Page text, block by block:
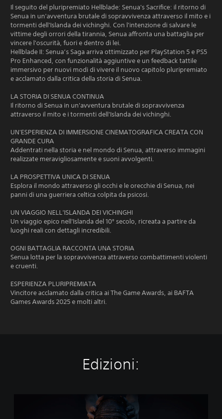
Il seguito del pluripremiato Hellblade: Senua's Sacrifice: il ritorno di
Senua in un'avventura brutale di sopravvivenza attraverso il mito e i
tormenti dell'Islanda dei vichinghi. Con l'intenzione di salvare le
vittime degli orrori della tirannia, Senua affronta una battaglia per
vincere l'oscurità, fuori e dentro di lei.
Hellblade II: Senua’s Saga arriva ottimizzato per PlayStation 5 e PS5
Pro Enhanced, con funzionalità aggiuntive e un feedback tattile
immersivo per nuovi modi di vivere il nuovo capitolo pluripremiato
e acclamato dalla critica della storia di Senua.
LA STORIA DI SENUA CONTINUA
Il ritorno di Senua in un'avventura brutale di sopravvivenza
attraverso il mito e i tormenti dell'Islanda dei vichinghi.
UN'ESPERIENZA DI IMMERSIONE CINEMATOGRAFICA CREATA CON
GRANDE CURA
Addentrati nella storia e nel mondo di Senua, attraverso immagini
realizzate meravigliosamente e suoni avvolgenti.
LA PROSPETTIVA UNICA DI SENUA
Esplora il mondo attraverso gli occhi e le orecchie di Senua, nei
panni di una guerriera celtica colpita da psicosi.
UN VIAGGIO NELL'ISLANDA DEI VICHINGHI
Un viaggio epico nell'Islanda del 10° secolo, ricreata a partire da
luoghi reali con dettagli incredibili.
OGNI BATTAGLIA RACCONTA UNA STORIA
Senua lotta per la sopravvivenza attraverso combattimenti violenti
e cruenti.
ESPERIENZA PLURIPREMIATA
Vincitore acclamato dalla critica ai The Game Awards, ai BAFTA
Games Awards 2025 e molti altri.
Edizioni: